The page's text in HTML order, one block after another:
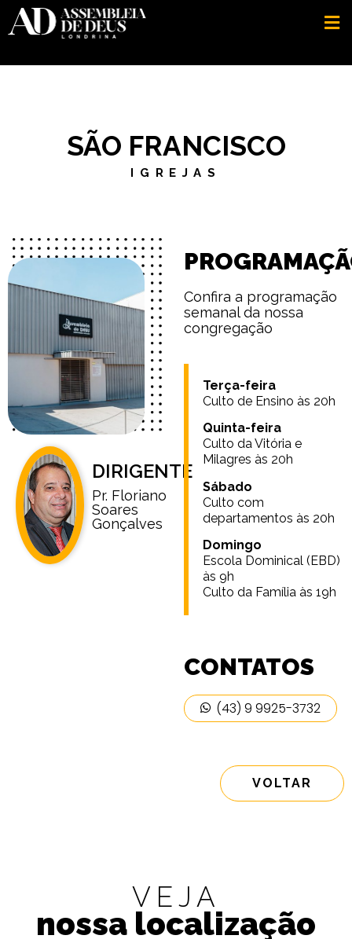
SÃO FRANCISCO
IGREJAS
DIRIGENTE
Pr. Floriano
Soares
Gonçalves
Confira a programação
semanal da nossa
congregação
Terça-feira
Culto de Ensino às 20h
Quinta-feira
Culto da Vitória e
Milagres às 20h
Sábado
Culto com
departamentos às 20h
Domingo
Escola Dominical (EBD)
às 9h
Culto da Família às 19h
CONTATOS
(43) 9 9925-3732
VOLTAR
VEJA
nossa localização